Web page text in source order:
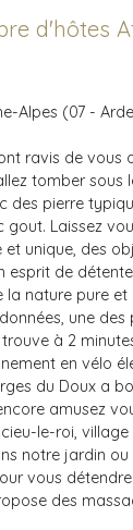
d'hôtes
Alpes (07 -
ravis de vous
tomber sous
des pierre
Laissez
unique, des
esprit de
la nature pure
une des
à 2
en vélo
du Doux a
amusez
le-roi, village
notre jardin ou
vous
des